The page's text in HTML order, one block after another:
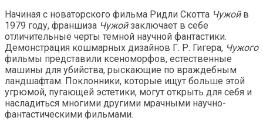
Начиная с новаторского фильма Ридли Скотта Чужойв
1979 году, франшиза Чужойзаключает в себе
отличительные черты темной научной фантастики.
Демонстрация кошмарных дизайнов Г. Р. Гигера, Чужого
фильмы представили ксеноморфов, естественные
машины для убийства, рыскающие по враждебным
ландшафтам. Поклонники, которые ищут больше этой
угрюмой, пугающей эстетики, могут открыть для себя и
насладиться многими другими мрачными научно-
фантастическими фильмами.